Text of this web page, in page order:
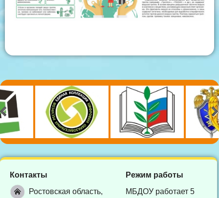
Контакты
Ростовская область,
Режим работы
МБДОУ работает 5